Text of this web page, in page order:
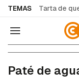
TEMAS Tarta de
Navegación
Paté de